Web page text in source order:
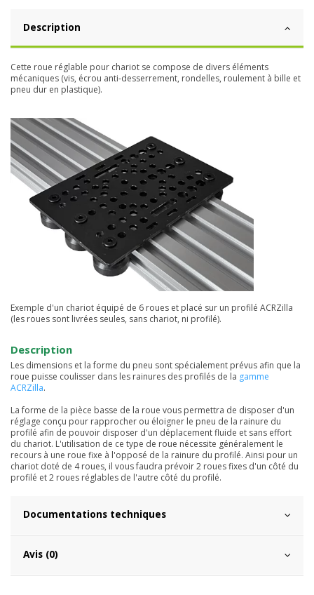
Description
Cette roue réglable pour chariot se compose de divers éléments
mécaniques (vis, écrou anti-desserrement, rondelles, roulement à bille et
pneu dur en plastique).
Exemple d'un chariot équipé de 6 roues et placé sur un profilé ACRZilla
(les roues sont livrées seules, sans chariot, ni profilé).
Description
Les dimensions et la forme du pneu sont spécialement prévus afin que la
roue puisse coulisser dans les rainures des profilés de la gamme
ACRZilla.
La forme de la pièce basse de la roue vous permettra de disposer d'un
réglage conçu pour rapprocher ou éloigner le pneu de la rainure du
profilé afin de pouvoir disposer d'un déplacement fluide et sans effort
du chariot. L'utilisation de ce type de roue nécessite généralement le
recours à une roue fixe à l'opposé de la rainure du profilé. Ainsi pour un
chariot doté de 4 roues, il vous faudra prévoir 2 roues fixes d'un côté du
profilé et 2 roues réglables de l'autre côté du profilé.
Documentations techniques
Avis (0)